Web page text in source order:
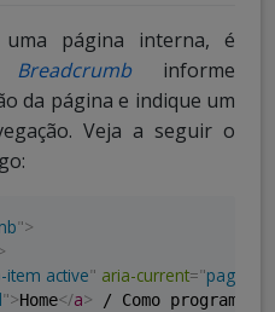
página interna, é
Breadcrumb informe
da página e indique um
Veja a seguir o
">
item active" aria-current="page
">Home</a> / Como programar